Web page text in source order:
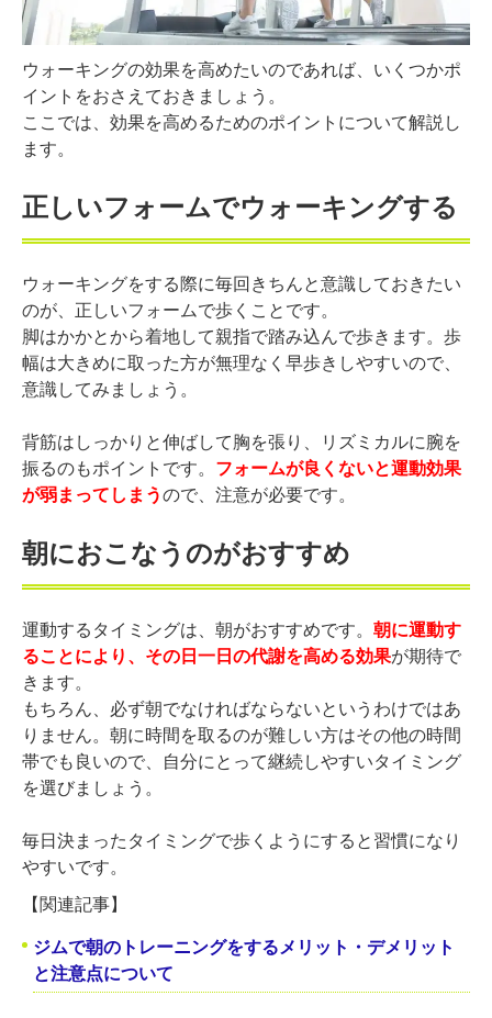
ウォーキングの効果を高めたいのであれば、いくつかポ
イントをおさえておきましょう。
ここでは、効果を高めるためのポイントについて解説し
ます。
正しいフォームでウォーキングする
ウォーキングをする際に毎回きちんと意識しておきたい
のが、正しいフォームで歩くことです。
脚はかかとから着地して親指で踏み込んで歩きます。歩
幅は大きめに取った方が無理なく早歩きしやすいので、
意識してみましょう。
背筋はしっかりと伸ばして胸を張り、リズミカルに腕を
振るのもポイントです。 フォームが良くないと運動効果
が弱まってしまうので、注意が必要です。
朝におこなうのがおすすめ
運動するタイミングは、朝がおすすめです。 朝に運動す
ることにより、その日一日の代謝を高める効果が期待で
きます。
もちろん、必ず朝でなければならないというわけではあ
りません。朝に時間を取るのが難しい方はその他の時間
帯でも良いので、自分にとって継続しやすいタイミング
を選びましょう。
毎日決まったタイミングで歩くようにすると習慣になり
やすいです。
【関連記事】
ジムで朝のトレーニングをするメリット・デメリット
と注意点について